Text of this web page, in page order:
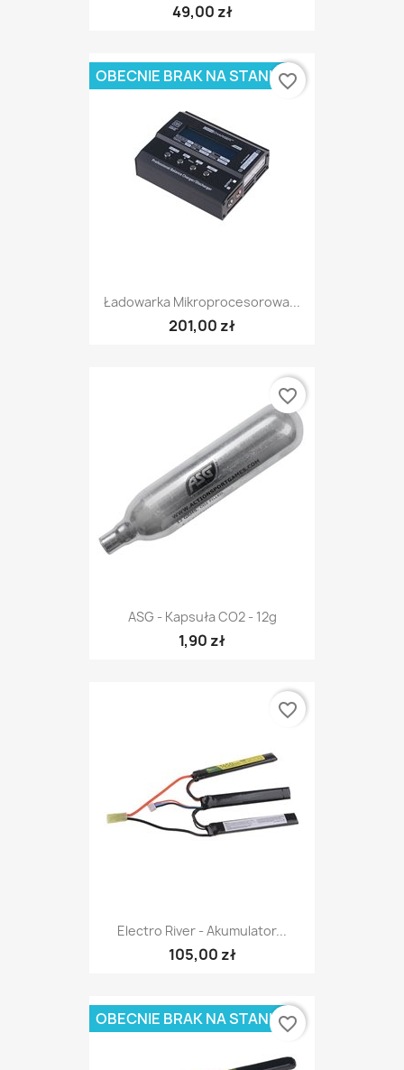
49,00 zł
Ładowarka Mikroprocesorowa...
201,00 zł
OBECNIE BRAK NA STANIEfavorite_border
ASG - Kapsuła CO2 - 12g
1,90 zł
favorite_border
Electro River - Akumulator...
105,00 zł
favorite_border
OBECNIE BRAK NA STANIEfavorite_border